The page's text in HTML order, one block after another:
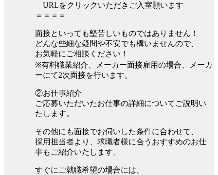
URLをクリックいただきご入室願います
＝＝＝＝
面接といっても堅苦しいものではありません！
どんな些細な疑問や不安でも構いませんので、
お気軽にご相談ください！
※有料職業紹介、メーカー面接雇用の場合、メーカ
ーにて2次面接を行います。
②お仕事紹介
ご応募いただいたお仕事の詳細についてご説明い
たします。
その他にも面接でお伺いした条件に合わせて、
採用担当者より、求職者様に合うおすすめのお仕
事もご紹介いたします。
すぐにご就職希望の場合には、